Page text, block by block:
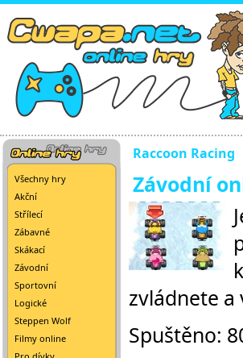
Všechny hry
Akční
Střílecí
Zábavné
Skákací
Závodní
Sportovní
Logické
Steppen Wolf
Filmy online
Raccoon Racing
Závodní
zvládnete
Spuštěno: